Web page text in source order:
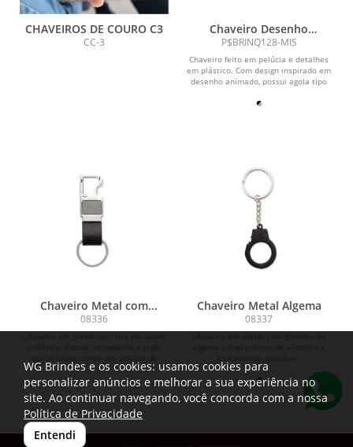
CHAVEIROS DE COURO C3
CC-3
Chaveiro Desenho
Animado Pelúcia
P$BRINQ128-MIS
Chaveiro feito em pelúcia e detalhes
em plástico. Com design inspirado em
desenho animado, possui agola tipo
Chaveiro Metal com
Mosquetão
08336
garrafas.
Chaveiro Metal Algema
08337
WG Brindes e os cookies: usamos cookies para
personalizar anúncios e melhorar a sua experiência no
site. Ao continuar navegando, você concorda com a nossa
Política de Privacidade
Entendi